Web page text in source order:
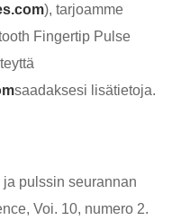
), tarjoamme
Fingertip Pulse
saadaksesi lisätietoja.
pulssin seurannan
Voi. 10, numero 2.